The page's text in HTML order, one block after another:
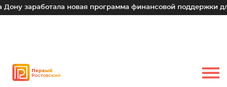
новая программа финансовой поддержки для малых